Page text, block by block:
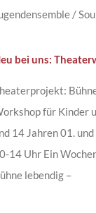
/
bei uns:
für Kinder
14 Jahren 01.
14 Uhr Ein
lebendig –